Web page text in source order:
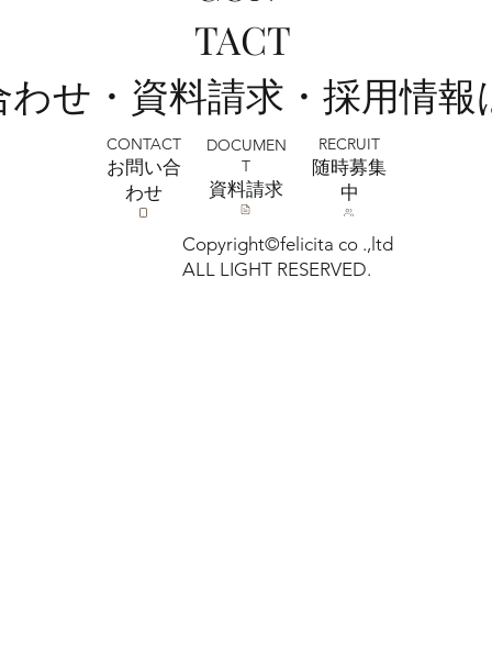
フォトウェディング前に準備するポイン
ト5選 撮影前にやっておきたいこと｜フ
ォトスタジオミルフィーユ浦和店
Copyright©felicita co .,ltd
ALL LIGHT RESERVED.
TACT
せ・資料請求・採用情
CONTACT
お問い合
わせ
DOCUMEN
T
​資料請求
RECRUIT
​随時募集
中